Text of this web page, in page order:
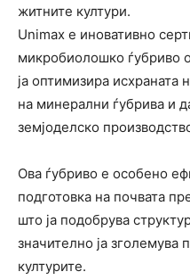
житните култури.
Unimax е иновативно
микробиолошко ѓубриво
ја оптимизира исхраната
на минерални ѓубрива и
земјоделско
Ова ѓубриво е особено
подготовка на почвата
што ја подобрува
значително ја зголемува
културите.